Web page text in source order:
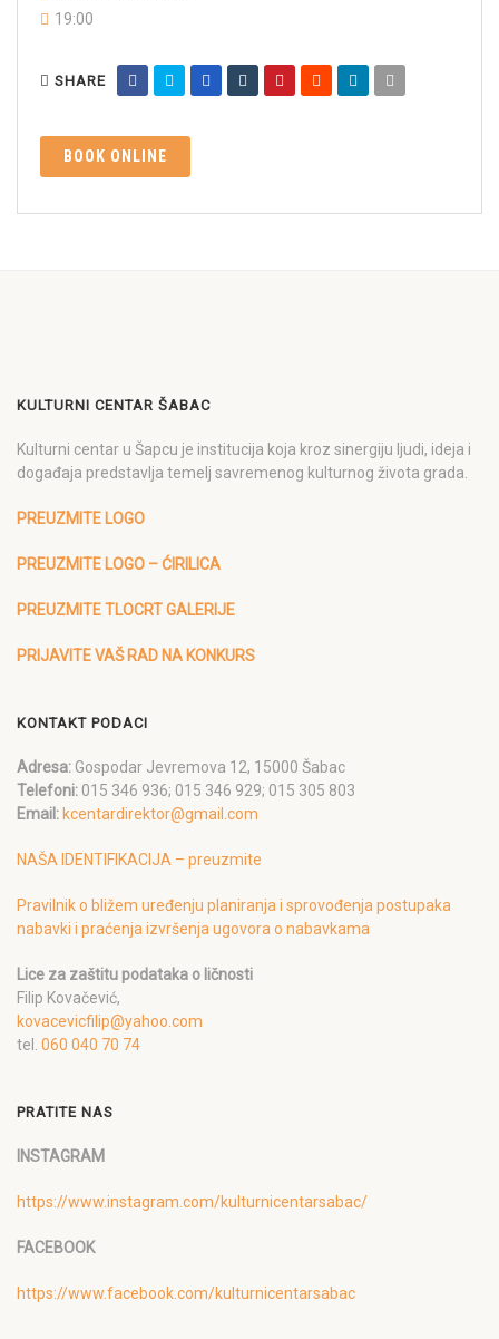
19:00
SHARE
BOOK ONLINE
KULTURNI CENTAR ŠABAC
Kulturni centar u Šapcu je institucija koja kroz sinergiju ljudi, ideja i
događaja predstavlja temelj savremenog kulturnog života grada.
PREUZMITE LOGO
PREUZMITE LOGO – ĆIRILICA
PREUZMITE TLOCRT GALERIJE
PRIJAVITE VAŠ RAD NA KONKURS
KONTAKT PODACI
Adresa: Gospodar Jevremova 12, 15000 Šabac
Telefoni: 015 346 936; 015 346 929; 015 305 803
Email: kcentardirektor@gmail.com
NAŠA IDENTIFIKACIJA – preuzmite
Pravilnik o bližem uređenju planiranja i sprovođenja postupaka
nabavki i praćenja izvršenja ugovora o nabavkama
Lice za zaštitu podataka o ličnosti
Filip Kovačević,
kovacevicfilip@yahoo.com
tel. 060 040 70 74
PRATITE NAS
INSTAGRAM
https://www.instagram.com/kulturnicentarsabac/
FACEBOOK
https://www.facebook.com/kulturnicentarsabac